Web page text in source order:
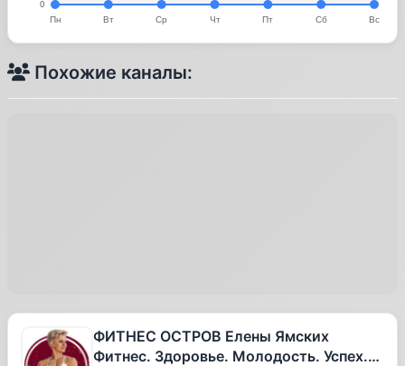
Похожие каналы:
ФИТНЕС ОСТРОВ Елены Ямских
Фитнес. Здоровье. Молодость. Успех.